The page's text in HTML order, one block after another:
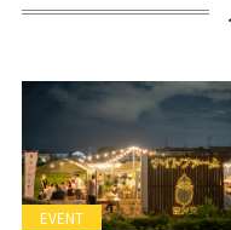
EVENT